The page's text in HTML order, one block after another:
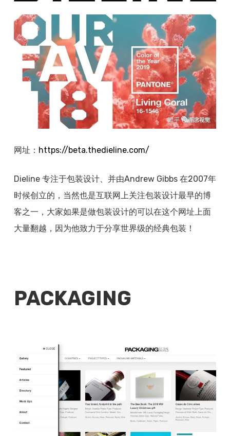
网址： https://beta.thedieline.com/
Dieline 专注于包装设计、并由Andrew Gibbs 在2007年
时候创立的，当然也是互联网上关注包装设计最早的博
客之一，大家如果是做包装设计的可以在这个网址上面
大量翻越，因为他致力于分享世界级的经典包装！
PACKAGING